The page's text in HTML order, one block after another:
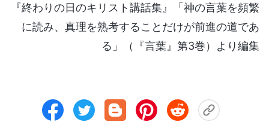
『終わりの日のキリスト講話集』「神の言葉を頻繁
に読み、真理を熟考することだけが前進の道であ
る」（『言葉』第3巻）より編集